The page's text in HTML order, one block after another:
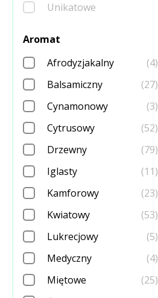
Unikatowe
Aromat
Afrodyzjakalny
(4)
Balsamiczny
(27)
Cynamonowy
(3)
Cytrusowy
(52)
Drzewny
(79)
Iglasty
(11)
Kamforowy
(23)
Kwiatowy
(53)
Lukrecjowy
(5)
Medyczny
(4)
Miętowe
(25)